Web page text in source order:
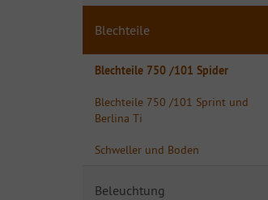
Blechteile
Blechteile 750 /101 Spider
Blechteile 750 /101 Sprint und
Berlina Ti
Schweller und Boden
Beleuchtung